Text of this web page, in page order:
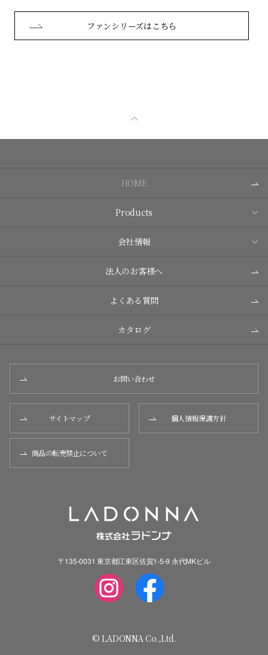
ファンシリーズはこちら
HOME
Products
会社情報
法人のお客様へ
よくある質問
カタログ
お問い合わせ
サイトマップ 個人情報保護方針
商品の転売禁止について
〒135-0031 東京都江東区佐賀1-5-9 永代MKビル
© LADONNA Co.,Ltd.